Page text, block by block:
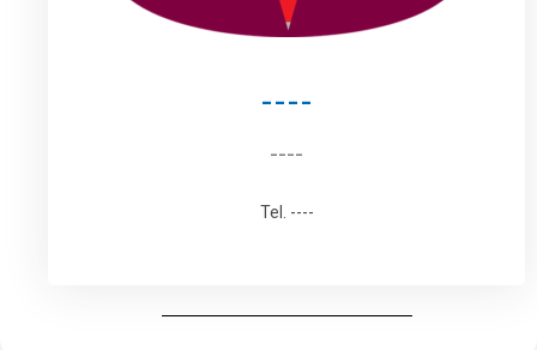
----
----
Tel. ----